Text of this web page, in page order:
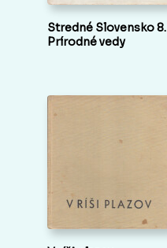
Stredné Slovensko 8.
Prírodné vedy